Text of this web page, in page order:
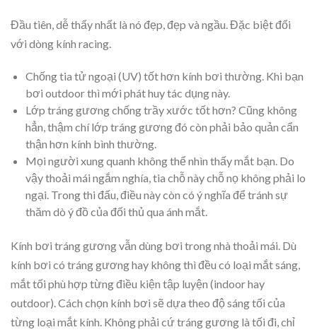
Đầu tiên, dễ thấy nhất là nó đẹp, đẹp và ngầu. Đặc biệt đối
với dòng kính racing.
Chống tia tử ngoại (UV) tốt hơn kính bơi thường. Khi bạn
bơi outdoor thì mới phát huy tác dụng này.
Lớp tráng gương chống trầy xước tốt hơn? Cũng không
hẳn, thậm chí lớp tráng gương đó còn phải bảo quản cẩn
thận hơn kính bình thường.
Mọi người xung quanh không thể nhìn thấy mắt bạn. Do
vậy thoải mái ngắm nghía, tia chỗ này chỗ nọ không phải lo
ngại. Trong thi đấu, điều này còn có ý nghĩa để tránh sự
thăm dò ý đồ của đối thủ qua ánh mắt.
Kính bơi tráng gương vẫn dùng bơi trong nhà thoải mái. Dù
kính bơi có tráng gương hay không thì đều có loại mắt sáng,
mắt tối phù hợp từng điều kiện tập luyện (indoor hay
outdoor). Cách chọn kính bơi sẽ dựa theo độ sáng tối của
từng loại mắt kính. Không phải cứ tráng gương là tối đi, chỉ